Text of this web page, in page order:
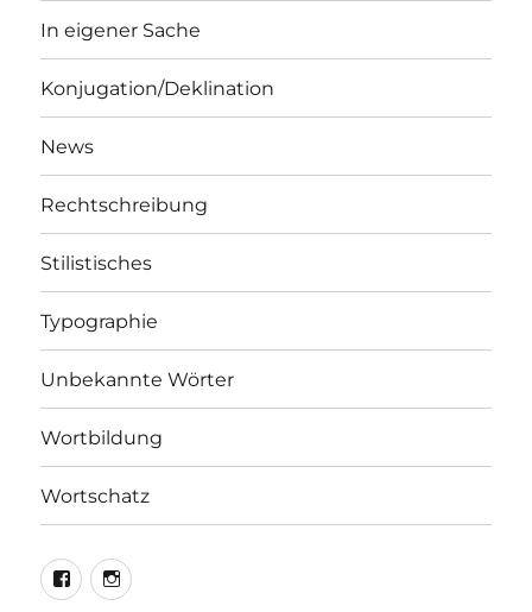
In eigener Sache
Konjugation/Deklination
News
Rechtschreibung
Stilistisches
Typographie
Unbekannte Wörter
Wortbildung
Wortschatz
LEO@Facebook
LEO@Instagram